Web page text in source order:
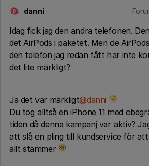
D danni
Idag fick jag den andra telefonen.
det AirPods i paketet. Men de
den telefon jag redan fått har inte
det lite märkligt?
Ja det var märkligt@danni
Du tog alltså en iPhone 11 med
tiden då denna kampanj var aktiv?
att slå en pling till kundservice för
allt stämmer